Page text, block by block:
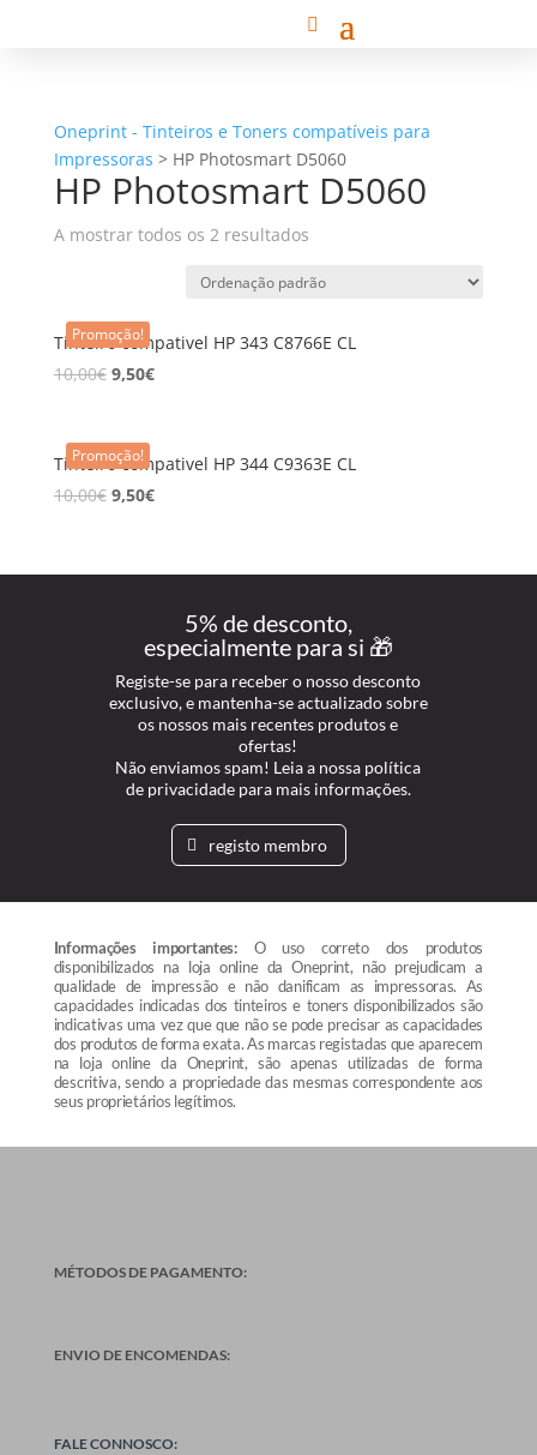
Oneprint - Tinteiros e Toners compatíveis para
Impressoras > HP Photosmart D5060
HP Photosmart D5060
A mostrar todos os 2 resultados
Promoção!
Tinteiro compativel HP 343 C8766E CL
10,00€ 9,50€
Promoção!
Tinteiro compativel HP 344 C9363E CL
10,00€ 9,50€
5% de desconto,
especialmente para si 🎁
Registe-se para receber o nosso desconto
exclusivo, e mantenha-se actualizado sobre
os nossos mais recentes produtos e
ofertas!
Não enviamos spam! Leia a nossa política
de privacidade para mais informações.
registo membro
Informações importantes: O uso correto dos produtos
disponibilizados na loja online da Oneprint, não prejudicam a
qualidade de impressão e não danificam as impressoras. As
capacidades indicadas dos tinteiros e toners disponibilizados são
indicativas uma vez que que não se pode precisar as capacidades
dos produtos de forma exata. As marcas registadas que aparecem
na loja online da Oneprint, são apenas utilizadas de forma
descritiva, sendo a propriedade das mesmas correspondente aos
seus proprietários legítimos.
MÉTODOS DE PAGAMENTO:
ENVIO DE ENCOMENDAS:
FALE CONNOSCO: